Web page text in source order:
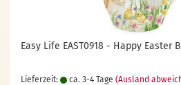
Easy Life EAST0918 - Happy Easter
Lieferzeit: ca. 3-4 Tage (Ausland